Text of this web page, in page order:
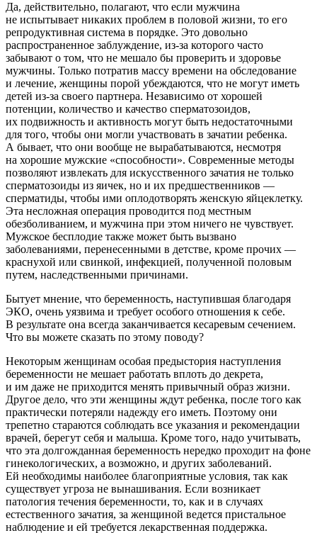
Да, действительно, полагают, что если мужчина
не испытывает никаких проблем в половой жизни, то его
репродуктивная система в порядке. Это довольно
распространенное заблуждение, из-за которого часто
забывают о том, что не мешало бы проверить и здоровье
мужчины. Только потратив массу времени на обследование
и лечение, женщины порой убеждаются, что не могут иметь
детей из-за своего партнера. Независимо от хорошей
потенции, количество и качество сперматозоидов,
их подвижность и активность могут быть недостаточными
для того, чтобы они могли участвовать в зачатии ребенка.
А бывает, что они вообще не вырабатываются, несмотря
на хорошие мужские «способности». Современные методы
позволяют извлекать для искусственного зачатия не только
сперматозоиды из яичек, но и их предшественников —
сперматиды, чтобы ими оплодотворять женскую яйцеклетку.
Эта несложная операция проводится под местным
обезболиванием, и мужчина при этом ничего не чувствует.
Мужское бесплодие также может быть вызвано
заболеваниями, перенесенными в детстве, кроме прочих —
краснухой или свинкой, инфекцией, полученной половым
путем, наследственными причинами.
Бытует мнение, что беременность, наступившая благодаря
ЭКО, очень уязвима и требует особого отношения к себе.
В результате она всегда заканчивается кесаревым сечением.
Что вы можете сказать по этому поводу?
Некоторым женщинам особая предыстория наступления
беременности не мешает работать вплоть до декрета,
и им даже не приходится менять привычный образ жизни.
Другое дело, что эти женщины ждут ребенка, после того как
практически потеряли надежду его иметь. Поэтому они
трепетно стараются соблюдать все указания и рекомендации
врачей, берегут себя и малыша. Кроме того, надо учитывать,
что эта долгожданная беременность нередко проходит на фоне
гинекологических, а возможно, и других заболеваний.
Ей необходимы наиболее благоприятные условия, так как
существует угроза не вынашивания. Если возникает
патология течения беременности, то, как и в случаях
естественного зачатия, за женщиной ведется пристальное
наблюдение и ей требуется лекарственная поддержка.